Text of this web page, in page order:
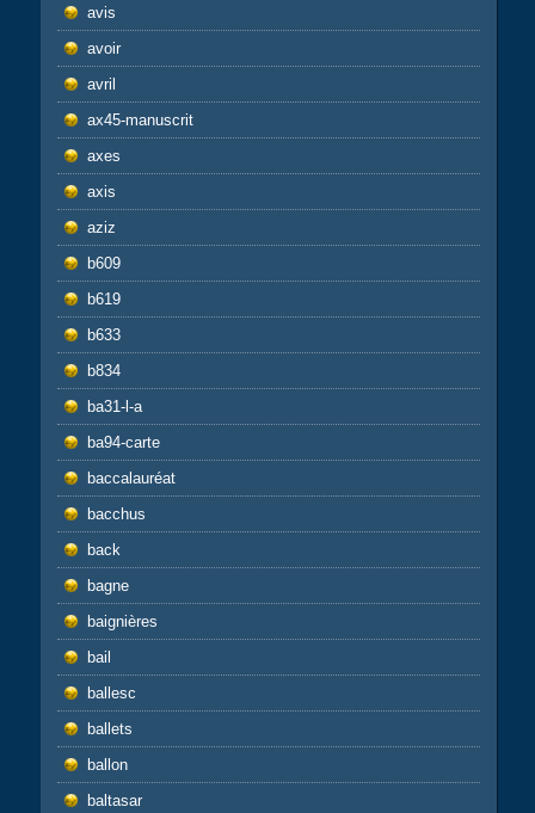
avis
avoir
avril
ax45-manuscrit
axes
axis
aziz
b609
b619
b633
b834
ba31-l-a
ba94-carte
baccalauréat
bacchus
back
bagne
baignières
bail
ballesc
ballets
ballon
baltasar